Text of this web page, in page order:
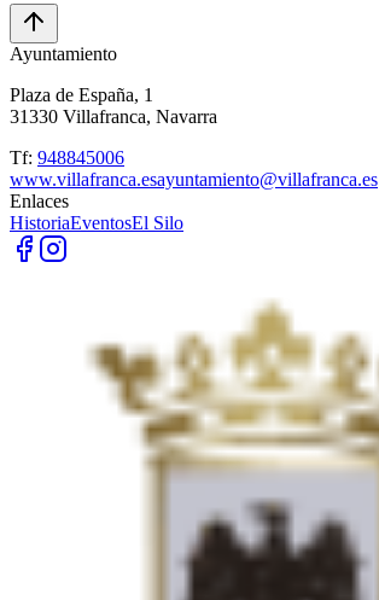
Ayuntamiento
Plaza de España, 1
31330 Villafranca, Navarra
Tf: 948845006
www.villafranca.esayuntamiento@villafranca.es
Enlaces
HistoriaEventosEl Silo